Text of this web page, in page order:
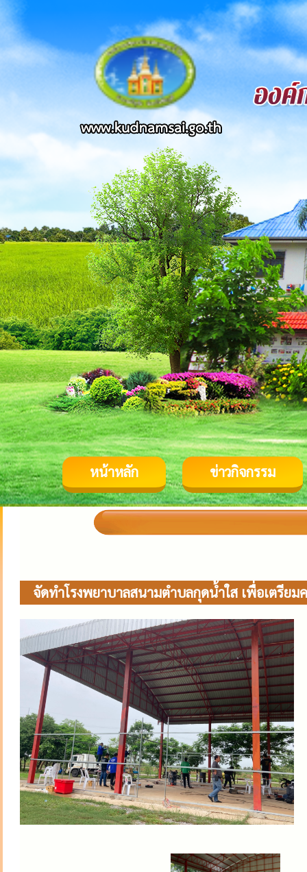
หน้าหลัก ข่าวกิจกรรม
จัดทำโรงพยาบาลสนามตำบลกุดน้ำใส เพื่อเตรีย